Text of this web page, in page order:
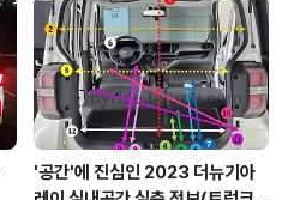
'공간'에 진심인 2023 더뉴기아